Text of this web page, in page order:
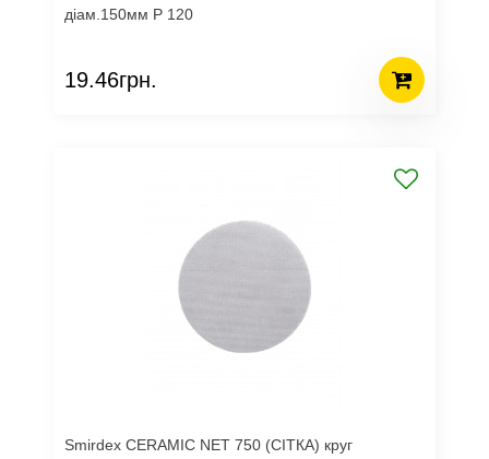
діам.150мм Р 120
19.46грн.
Smirdex CERAMIC NET 750 (СІТКА) круг